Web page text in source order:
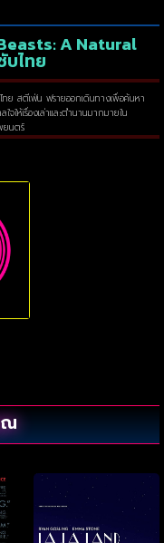
A Natural
ไทย
ย สตีเฟ่น ฟรายออกเดินทางเพื่อค้นหา
จให้เรื่องเล่าและตำนานมากมายใน
ยนตร์
ณ